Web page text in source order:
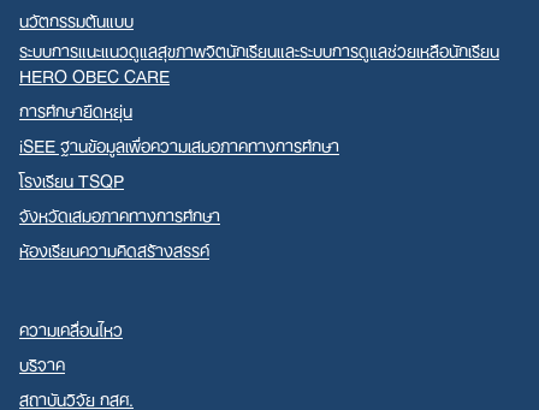
นวัตกรรมต้นแบบ
ระบบการแนะแนวดูแลสุขภาพจิตนักเรียนและระบบการดูแลช่วยเหลือนักเรียน
HERO OBEC CARE
การศึกษายืดหยุ่น
iSEE ฐานข้อมูลเพื่อความเสมอภาคทางการศึกษา
โรงเรียน TSQP
จังหวัดเสมอภาคทางการศึกษา
ห้องเรียนความคิดสร้างสรรค์
ความเคลื่อนไหว
บริจาค
สถาบันวิจัย กสศ.